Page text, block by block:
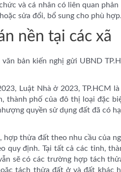
và cá nhân có liên quan
sửa đổi, bổ sung cho phù hợp.
nền tại các xã
bản kiến nghị gửi UBND
Luật Nhà ở 2023, TP.HCM
phố của đô thị loại đặc
quyền sử dụng đất đã có
thửa đất theo nhu cầu của
quy định. Tại tất cả các tỉnh,
sẽ có các trường hợp tách
tách thửa đất ở và đất khác